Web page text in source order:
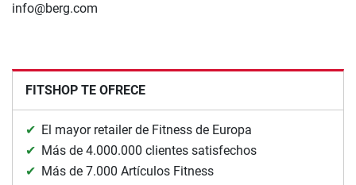
info@berg.com
FITSHOP TE OFRECE
El mayor retailer de Fitness de Europa
Más de 4.000.000 clientes satisfechos
Más de 7.000 Artículos Fitness